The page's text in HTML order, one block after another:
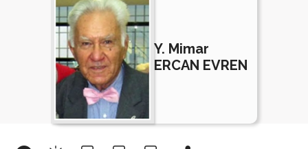
Y. Mimar
ERCAN EVREN